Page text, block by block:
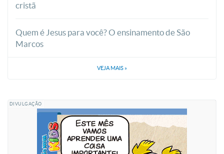
cristã
Quem é Jesus para você? O ensinamento de São
Marcos
VEJA MAIS »
DIVULGAÇÃO